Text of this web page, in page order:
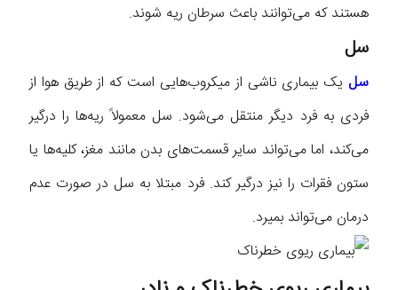
هستند که می‌توانند باعث سرطان ریه شوند.
سل
سل یک بیماری ناشی از میکروب‌هایی است که از طریق هوا از
فردی به فرد دیگر منتقل می‌شود. سل معمولاً ریه‌ها را درگیر
می‌کند، اما می‌تواند سایر قسمت‌های بدن مانند مغز، کلیه‌ها یا
ستون فقرات را نیز درگیر کند. فرد مبتلا به سل در صورت عدم
درمان می‌تواند بمیرد.